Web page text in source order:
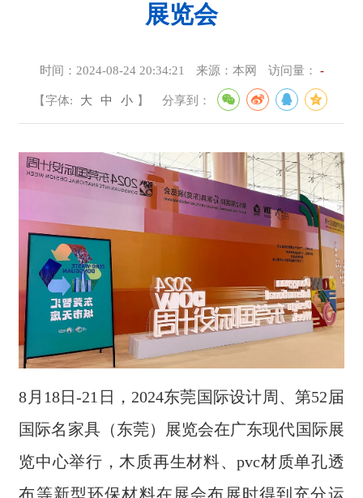
展览会
时间： 2024-08-24 20:34:21 来源： 本网 访问量： -
【字体: 大 中 小 】 分享到：
8月18日-21日，2024东莞国际设计周、第52届
国际名家具（东莞）展览会在广东现代国际展
览中心举行，木质再生材料、pvc材质单孔透
布等新型环保材料在展会布展时得到充分运